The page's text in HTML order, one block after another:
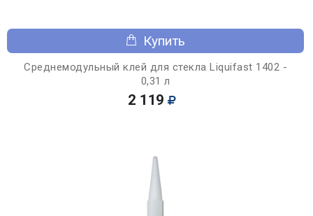
Купить
Среднемодульный клей для стекла Liquifast 1402 -
0,31 л
2 119